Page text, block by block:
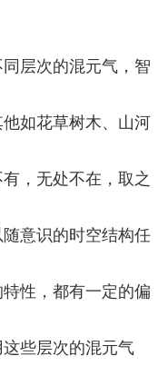
层次的混元气，智
如花草树木、山河
，无处不在，取之
意识的时空结构任
性，都有一定的偏
这些层次的混元气